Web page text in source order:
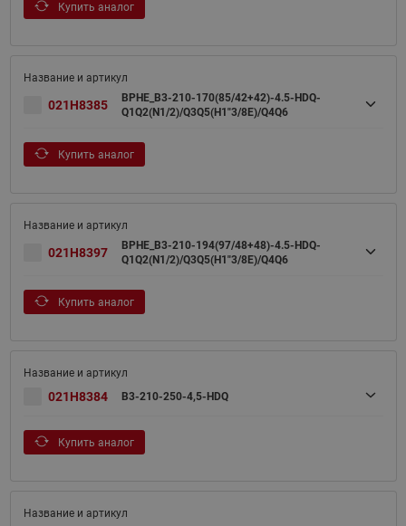
Купить аналог
021H8385
BPHE_B3-210-170(85/42+42)-4.5-HDQ-
Q1Q2(N1/2)/Q3Q5(H1"3/8E)/Q4Q6
Купить аналог
021H8397
BPHE_B3-210-194(97/48+48)-4.5-HDQ-
Q1Q2(N1/2)/Q3Q5(H1"3/8E)/Q4Q6
Купить аналог
021H8384 B3-210-250-4,5-HDQ
Купить аналог